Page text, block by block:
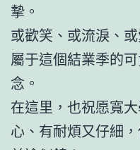
摯。
或歡笑、或流淚、
屬于這個結業季的
念。
在這里，也祝愿寬
心、有耐煩又仔細